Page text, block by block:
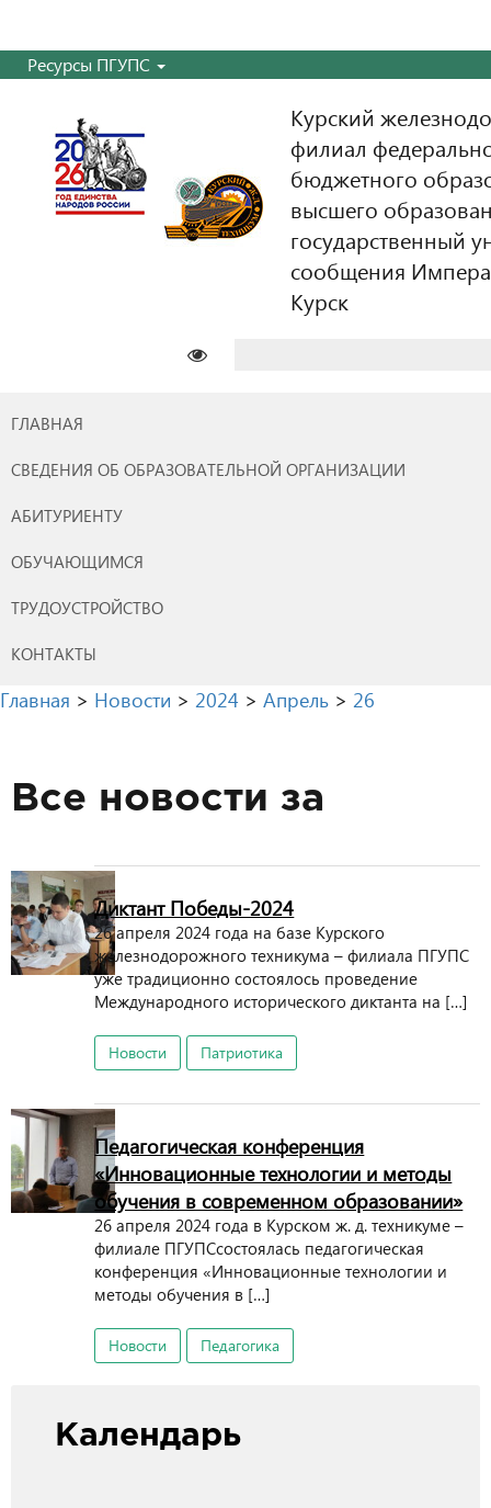
Ресурсы ПГУПС
Курский
филиал
бюджетного
высшего
государственный
сообщения
Курск
ГЛАВНАЯ
СВЕДЕНИЯ ОБ ОБРАЗОВАТЕЛЬНОЙ ОРГАНИЗАЦИИ
АБИТУРИЕНТУ
ОБУЧАЮЩИМСЯ
ТРУДОУСТРОЙСТВО
КОНТАКТЫ
Главная > Новости > 2024 > Апрель > 26
Все новости за
Диктант Победы-2024
26 апреля 2024 года на базе Курского
железнодорожного техникума – филиала ПГУПС
уже традиционно состоялось проведение
Международного исторического диктанта на […]
Новости Патриотика
Педагогическая конференция
«Инновационные технологии и методы
обучения в современном образовании»
26 апреля 2024 года в Курском ж. д. техникуме –
филиале ПГУПСсостоялась педагогическая
конференция «Инновационные технологии и
методы обучения в […]
Новости Педагогика
Календарь